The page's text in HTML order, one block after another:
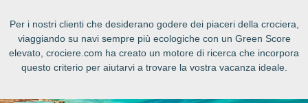
Per i nostri clienti che desiderano godere dei piaceri della crociera,
viaggiando su navi sempre più ecologiche con un Green Score
elevato, crociere.com ha creato un motore di ricerca che incorpora
questo criterio per aiutarvi a trovare la vostra vacanza ideale.